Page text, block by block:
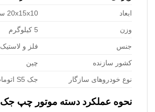
ابعاد
20x15x10 سانتی‌متر
وزن 5 کیلوگرم
جنس فلز و لاستیک
کشور سازنده چین
نوع خودروهای سازگار جک S5 اتومات
نحوه عملکرددسته موتور چپ جک S5 اتومات